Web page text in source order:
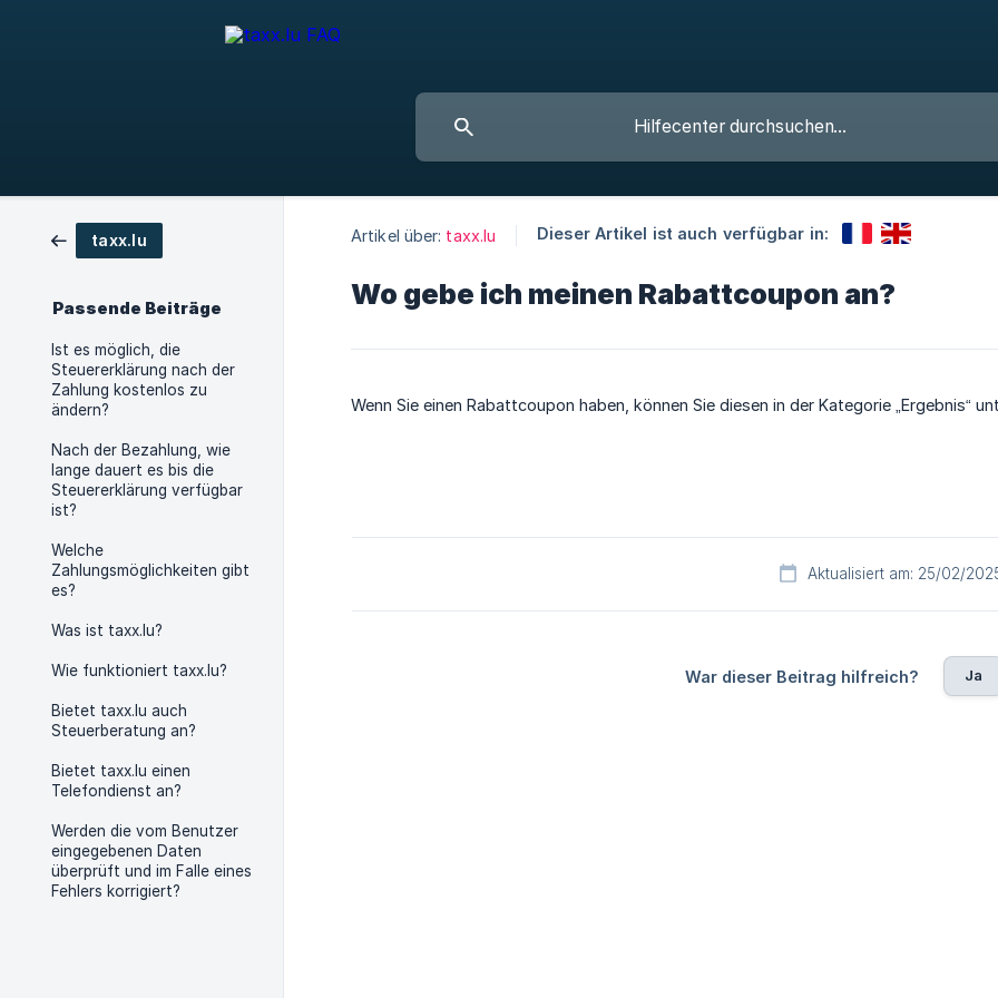
taxx.lu
Passende Beiträge
Ist es möglich, die
Steuererklärung nach der
Zahlung kostenlos zu
ändern?
Nach der Bezahlung, wie
lange dauert es bis die
Steuererklärung verfügbar
ist?
Welche
Zahlungsmöglichkeiten gibt
es?
Was ist taxx.lu?
Wie funktioniert taxx.lu?
Bietet taxx.lu auch
Steuerberatung an?
Bietet taxx.lu einen
Telefondienst an?
Werden die vom Benutzer
eingegebenen Daten
überprüft und im Falle eines
Fehlers korrigiert?
Artikel über: taxx.lu Dieser Artikel ist auch verfügbar in:
Wo gebe ich meinen Rabattcoupon an?
Wenn Sie einen Rabattcoupon haben, können Sie diesen in der Kategorie „Ergebnis“
Aktualisiert am: 25/02/
War dieser Beitrag hilfreich? Ja